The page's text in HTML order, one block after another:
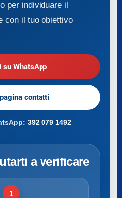
per individuare il
con il tuo obiettivo
su WhatsApp
contatti
392 079 1492
a verificare
1